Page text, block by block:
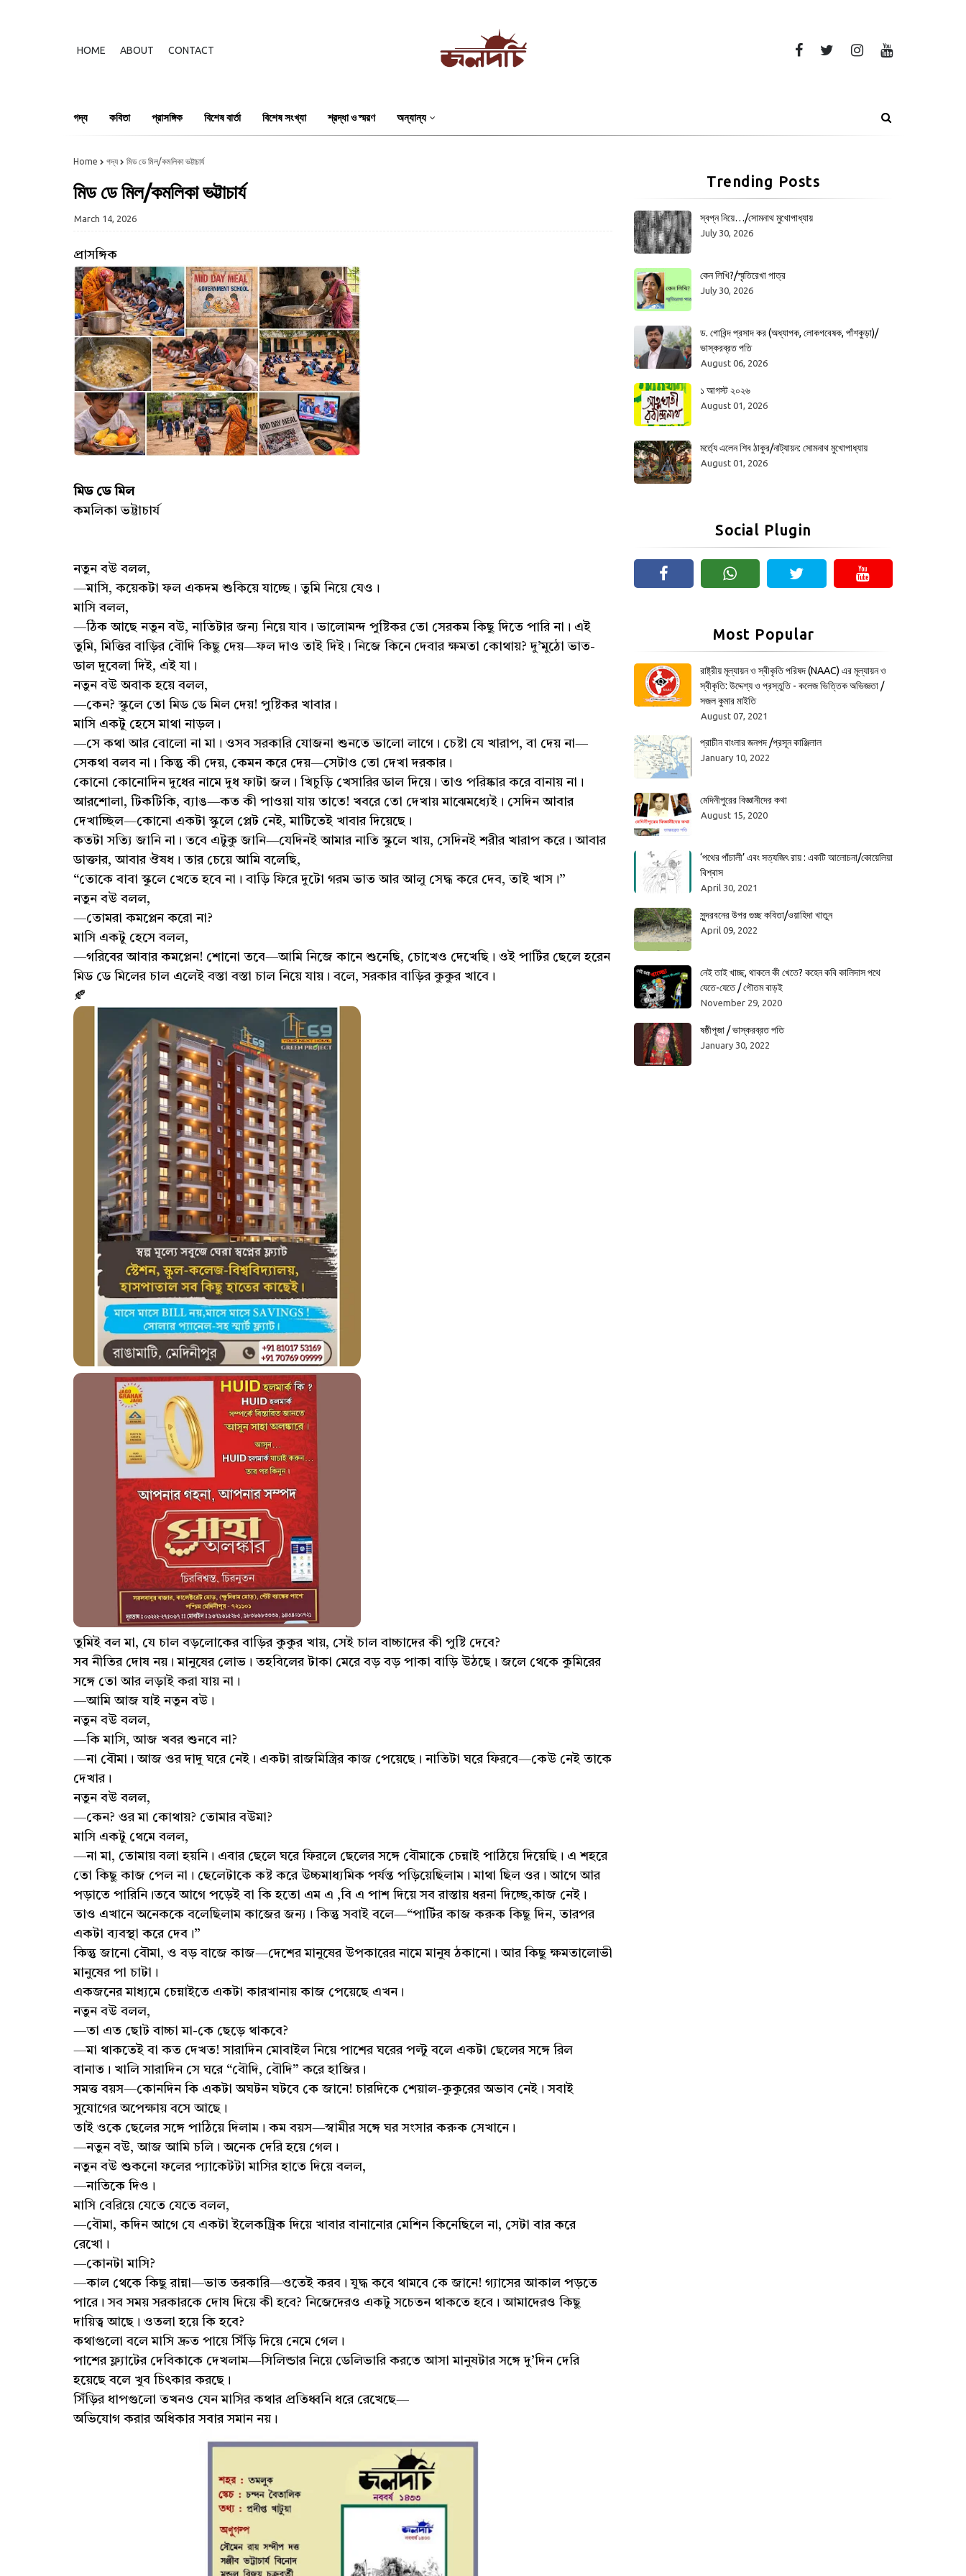
HOME ABOUT CONTACT
গদ্য কবিতা প্রাসঙ্গিক বিশেষ বার্তা বিশেষ সংখ্যা শ্রদ্ধা ও স্মরণ অন্যান্য
Home গদ্য মিড ডে মিল/কমলিকা ভট্টাচার্য
মিড ডে মিল/কমলিকা ভট্টাচার্য
March 14, 2026
প্রাসঙ্গিক
মিড ডে মিল
কমলিকা ভট্টাচার্য
নতুন বউ বলল,
—মাসি, কয়েকটা ফল একদম শুকিয়ে যাচ্ছে। তুমি নিয়ে যেও।
মাসি বলল,
—ঠিক আছে নতুন বউ, নাতিটার জন্য নিয়ে যাব। ভালোমন্দ পুষ্টিকর তো সেরকম কিছু দিতে পারি না। এই
তুমি, মিত্তির বাড়ির বৌদি কিছু দেয়—ফল দাও তাই দিই। নিজে কিনে দেবার ক্ষমতা কোথায়? দু’মুঠো ভাত-
ডাল দুবেলা দিই, এই যা।
নতুন বউ অবাক হয়ে বলল,
—কেন? স্কুলে তো মিড ডে মিল দেয়! পুষ্টিকর খাবার।
মাসি একটু হেসে মাথা নাড়ল।
—সে কথা আর বোলো না মা। ওসব সরকারি যোজনা শুনতে ভালো লাগে। চেষ্টা যে খারাপ, বা দেয় না—
সেকথা বলব না। কিন্তু কী দেয়, কেমন করে দেয়—সেটাও তো দেখা দরকার।
কোনো কোনোদিন দুধের নামে দুধ ফাটা জল। খিচুড়ি খেসারির ডাল দিয়ে। তাও পরিষ্কার করে বানায় না।
আরশোলা, টিকটিকি, ব্যাঙ—কত কী পাওয়া যায় তাতে! খবরে তো দেখায় মাঝেমধ্যেই। সেদিন আবার
দেখাচ্ছিল—কোনো একটা স্কুলে প্লেট নেই, মাটিতেই খাবার দিয়েছে।
কতটা সত্যি জানি না। তবে এটুকু জানি—যেদিনই আমার নাতি স্কুলে খায়, সেদিনই শরীর খারাপ করে। আবার
ডাক্তার, আবার ঔষধ। তার চেয়ে আমি বলেছি,
“তোকে বাবা স্কুলে খেতে হবে না। বাড়ি ফিরে দুটো গরম ভাত আর আলু সেদ্ধ করে দেব, তাই খাস।”
নতুন বউ বলল,
—তোমরা কমপ্লেন করো না?
মাসি একটু হেসে বলল,
—গরিবের আবার কমপ্লেন! শোনো তবে—আমি নিজে কানে শুনেছি, চোখেও দেখেছি। ওই পার্টির ছেলে হরেন
মিড ডে মিলের চাল এলেই বস্তা বস্তা চাল নিয়ে যায়। বলে, সরকার বাড়ির কুকুর খাবে।
🍂
তুমিই বল মা, যে চাল বড়লোকের বাড়ির কুকুর খায়, সেই চাল বাচ্চাদের কী পুষ্টি দেবে?
সব নীতির দোষ নয়। মানুষের লোভ। তহবিলের টাকা মেরে বড় বড় পাকা বাড়ি উঠছে। জলে থেকে কুমিরের
সঙ্গে তো আর লড়াই করা যায় না।
—আমি আজ যাই নতুন বউ।
নতুন বউ বলল,
—কি মাসি, আজ খবর শুনবে না?
—না বৌমা। আজ ওর দাদু ঘরে নেই। একটা রাজমিস্ত্রির কাজ পেয়েছে। নাতিটা ঘরে ফিরবে—কেউ নেই তাকে
দেখার।
নতুন বউ বলল,
—কেন? ওর মা কোথায়? তোমার বউমা?
মাসি একটু থেমে বলল,
—না মা, তোমায় বলা হয়নি। এবার ছেলে ঘরে ফিরলে ছেলের সঙ্গে বৌমাকে চেন্নাই পাঠিয়ে দিয়েছি। এ শহরে
তো কিছু কাজ পেল না। ছেলেটাকে কষ্ট করে উচ্চমাধ্যমিক পর্যন্ত পড়িয়েছিলাম। মাথা ছিল ওর। আগে আর
পড়াতে পারিনি।তবে আগে পড়েই বা কি হতো এম এ ,বি এ পাশ দিয়ে সব রাস্তায় ধরনা দিচ্ছে,কাজ নেই।
তাও এখানে অনেককে বলেছিলাম কাজের জন্য। কিন্তু সবাই বলে—“পার্টির কাজ করুক কিছু দিন, তারপর
একটা ব্যবস্থা করে দেব।”
কিন্তু জানো বৌমা, ও বড় বাজে কাজ—দেশের মানুষের উপকারের নামে মানুষ ঠকানো। আর কিছু ক্ষমতালোভী
মানুষের পা চাটা।
একজনের মাধ্যমে চেন্নাইতে একটা কারখানায় কাজ পেয়েছে এখন।
নতুন বউ বলল,
—তা এত ছোট বাচ্চা মা-কে ছেড়ে থাকবে?
—মা থাকতেই বা কত দেখত! সারাদিন মোবাইল নিয়ে পাশের ঘরের পল্টু বলে একটা ছেলের সঙ্গে রিল
বানাত। খালি সারাদিন সে ঘরে “বৌদি, বৌদি” করে হাজির।
সমত্ত বয়স—কোনদিন কি একটা অঘটন ঘটবে কে জানে! চারদিকে শেয়াল-কুকুরের অভাব নেই। সবাই
সুযোগের অপেক্ষায় বসে আছে।
তাই ওকে ছেলের সঙ্গে পাঠিয়ে দিলাম। কম বয়স—স্বামীর সঙ্গে ঘর সংসার করুক সেখানে।
—নতুন বউ, আজ আমি চলি। অনেক দেরি হয়ে গেল।
নতুন বউ শুকনো ফলের প্যাকেটটা মাসির হাতে দিয়ে বলল,
—নাতিকে দিও।
মাসি বেরিয়ে যেতে যেতে বলল,
—বৌমা, কদিন আগে যে একটা ইলেকট্রিক দিয়ে খাবার বানানোর মেশিন কিনেছিলে না, সেটা বার করে
রেখো।
—কোনটা মাসি?
—কাল থেকে কিছু রান্না—ভাত তরকারি—ওতেই করব। যুদ্ধ কবে থামবে কে জানে! গ্যাসের আকাল পড়তে
পারে। সব সময় সরকারকে দোষ দিয়ে কী হবে? নিজেদেরও একটু সচেতন থাকতে হবে। আমাদেরও কিছু
দায়িত্ব আছে। ওতলা হয়ে কি হবে?
কথাগুলো বলে মাসি দ্রুত পায়ে সিঁড়ি দিয়ে নেমে গেল।
পাশের ফ্ল্যাটের দেবিকাকে দেখলাম—সিলিন্ডার নিয়ে ডেলিভারি করতে আসা মানুষটার সঙ্গে দু’দিন দেরি
হয়েছে বলে খুব চিৎকার করছে।
সিঁড়ির ধাপগুলো তখনও যেন মাসির কথার প্রতিধ্বনি ধরে রেখেছে—
অভিযোগ করার অধিকার সবার সমান নয়।
Trending Posts
স্বপ্ন নিয়ে…/সোমনাথ মুখোপাধ্যায়
July 30, 2026
কেন লিখি?/স্মৃতিরেখা পাত্র
July 30, 2026
ড. গোবিন্দ প্রসাদ কর (অধ্যাপক, লোকগবেষক, পাঁশকুড়া)/
ভাস্করব্রত পতি
August 06, 2026
১ আগস্ট ২০২৬
August 01, 2026
মর্ত্যে এলেন শিব ঠাকুর/নাট্যায়ন: সোমনাথ মুখোপাধ্যায়
August 01, 2026
Social Plugin
Most Popular
রাষ্ট্রীয় মূল্যায়ন ও স্বীকৃতি পরিষদ (NAAC) এর মূল্যায়ন ও
স্বীকৃতি: উদ্দেশ্য ও প্রস্তুতি - কলেজ ভিত্তিক অভিজ্ঞতা /
সজল কুমার মাইতি
August 07, 2021
প্রাচীন বাংলার জনপদ /প্রসূন কাঞ্জিলাল
January 10, 2022
মেদিনীপুরের বিজ্ঞানীদের কথা
August 15, 2020
‘পথের পাঁচালী’ এবং সত্যজিৎ রায় : একটি আলোচনা/কোয়েলিয়া
বিশ্বাস
April 30, 2021
সুন্দরবনের উপর গুচ্ছ কবিতা/ওয়াহিদা খাতুন
April 09, 2022
নেই তাই খাচ্ছ, থাকলে কী খেতে? কহেন কবি কালিদাস পথে
যেতে-যেতে / গৌতম বাড়ই
November 29, 2020
ষষ্ঠীপূজা / ভাস্করব্রত পতি
January 30, 2022